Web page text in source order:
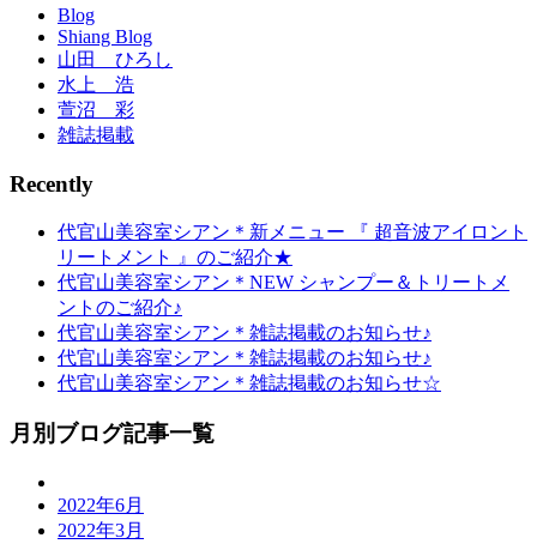
Blog
Shiang Blog
山田 ひろし
水上 浩
萱沼 彩
雑誌掲載
Recently
代官山美容室シアン＊新メニュー 『 超音波アイロント
リートメント 』のご紹介★
代官山美容室シアン＊NEW シャンプー＆トリートメ
ントのご紹介♪
代官山美容室シアン＊雑誌掲載のお知らせ♪
代官山美容室シアン＊雑誌掲載のお知らせ♪
代官山美容室シアン＊雑誌掲載のお知らせ☆
月別ブログ記事一覧
2022年6月
2022年3月